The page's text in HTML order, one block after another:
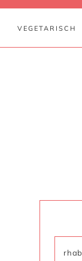
VEGETARISCH